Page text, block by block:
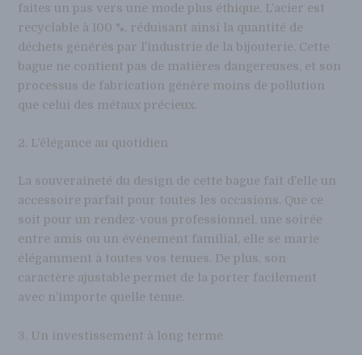
faites un pas vers une mode plus éthique. L’acier est
recyclable à 100 %, réduisant ainsi la quantité de
déchets générés par l’industrie de la bijouterie. Cette
bague ne contient pas de matières dangereuses, et son
processus de fabrication génère moins de pollution
que celui des métaux précieux.
2. L’élégance au quotidien
La souveraineté du design de cette bague fait d’elle un
accessoire parfait pour toutes les occasions. Que ce
soit pour un rendez-vous professionnel, une soirée
entre amis ou un événement familial, elle se marie
élégamment à toutes vos tenues. De plus, son
caractère ajustable permet de la porter facilement
avec n’importe quelle tenue.
3. Un investissement à long terme